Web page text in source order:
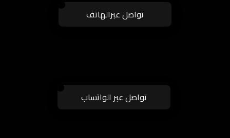
تواصل عبرالهاتف
تواصل عبر الواتساب